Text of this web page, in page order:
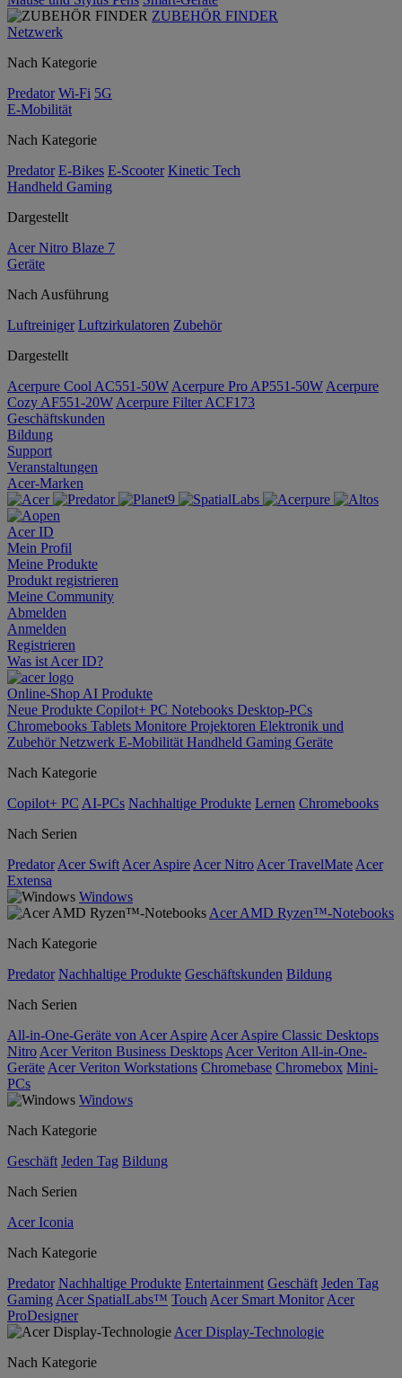
ZUBEHÖR FINDER
Netzwerk
Nach Kategorie
Predator Wi-Fi 5G
E-Mobilität
Nach Kategorie
Predator E-Bikes E-Scooter Kinetic Tech
Handheld Gaming
Dargestellt
Acer Nitro Blaze 7
Geräte
Nach Ausführung
Luftreiniger Luftzirkulatoren Zubehör
Dargestellt
Acerpure Cool AC551-50W Acerpure Pro AP551-50W Acerpure
Cozy AF551-20W Acerpure Filter ACF173
Geschäftskunden
Bildung
Support
Veranstaltungen
Acer-Marken
Acer ID
Mein Profil
Meine Produkte
Produkt registrieren
Meine Community
Abmelden
Anmelden
Registrieren
Was ist Acer ID?
Online-Shop AI Produkte
Neue Produkte Copilot+ PC Notebooks Desktop-PCs
Chromebooks Tablets Monitore Projektoren Elektronik und
ZubehörNetzwerk E-Mobilität Handheld Gaming Geräte
Nach Kategorie
Copilot+ PC AI-PCs Nachhaltige Produkte Lernen Chromebooks
Nach Serien
Predator Acer Swift Acer Aspire Acer Nitro Acer TravelMate Acer
Extensa
Windows
Acer AMD Ryzen™-Notebooks
Nach Kategorie
Predator Nachhaltige Produkte Geschäftskunden Bildung
Nach Serien
All-in-One-Geräte von Acer Aspire Acer Aspire Classic Desktops
Nitro Acer Veriton Business Desktops Acer Veriton All-in-One-
Geräte Acer Veriton Workstations Chromebase Chromebox Mini-
PCs
Windows
Nach Kategorie
Geschäft Jeden Tag Bildung
Nach Serien
Acer Iconia
Nach Kategorie
Predator Nachhaltige Produkte Entertainment Geschäft Jeden Tag
Gaming Acer SpatialLabs™ Touch Acer Smart Monitor Acer
ProDesigner
Acer Display-Technologie
Nach Kategorie